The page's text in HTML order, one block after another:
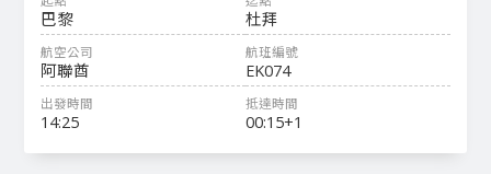
巴黎 杜拜
阿聯酋 EK074
14:25 00:15+1